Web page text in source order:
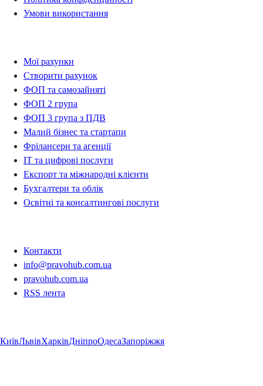
Умови використання
Мої рахунки
Створити рахунок
ФОП та самозайняті
ФОП 2 група
ФОП 3 група з ПДВ
Малий бізнес та стартапи
Фрілансери та агенції
IT та цифрові послуги
Експорт та міжнародні клієнти
Бухгалтери та облік
Освітні та консалтингові послуги
Контакти
info@pravohub.com.ua
pravohub.com.ua
RSS лента
КиївЛьвівХарківДніпроОдесаЗапоріжжя